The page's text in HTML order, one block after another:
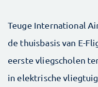
Teuge International
de thuisbasis van E-
eerste vliegscholen
in elektrische